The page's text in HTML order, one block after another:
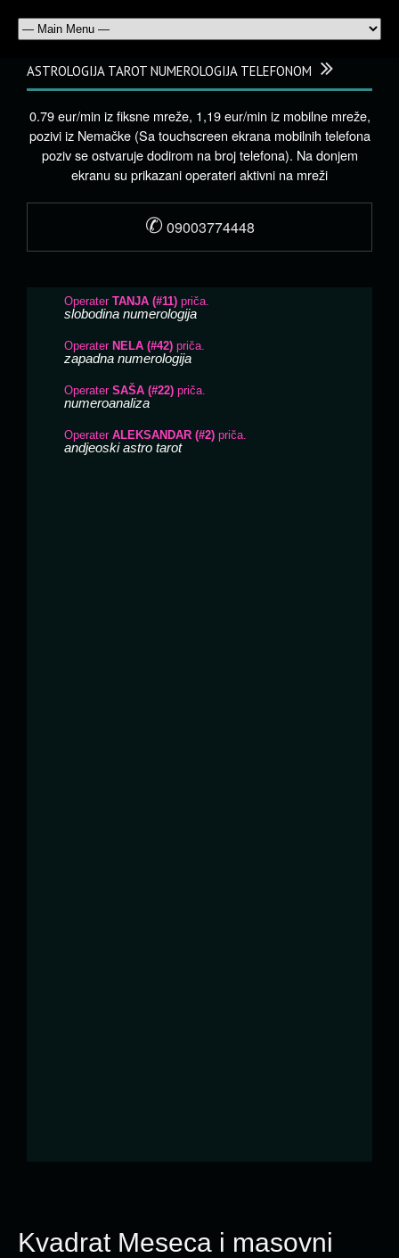
Kvadrat Meseca i masovni
ASTROLOGIJA TAROT NUMEROLOGIJA TELEFONOM
0.79 eur/min iz fiksne mreže, 1,19 eur/min iz mobilne mreže,
pozivi iz Nemačke (Sa touchscreen ekrana mobilnih telefona
poziv se ostvaruje dodirom na broj telefona). Na donjem
ekranu su prikazani operateri aktivni na mreži
✆ 09003774448